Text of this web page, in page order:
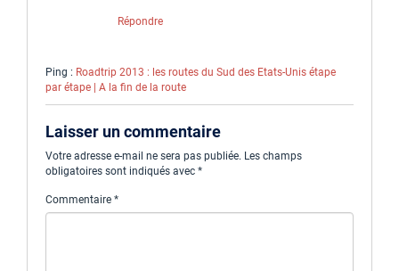
Répondre
Ping : Roadtrip 2013 : les routes du Sud des Etats-Unis étape
par étape | A la fin de la route
Laisser un commentaire
Votre adresse e-mail ne sera pas publiée. Les champs
obligatoires sont indiqués avec *
Commentaire *